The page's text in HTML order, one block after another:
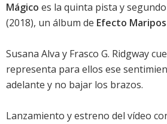
Mágico es la quinta pista y
(2018), un álbum de Efecto
Susana Alva y Frasco G. Ridgway
representa para ellos ese
adelante y no bajar los brazos.
Lanzamiento y estreno del vídeo